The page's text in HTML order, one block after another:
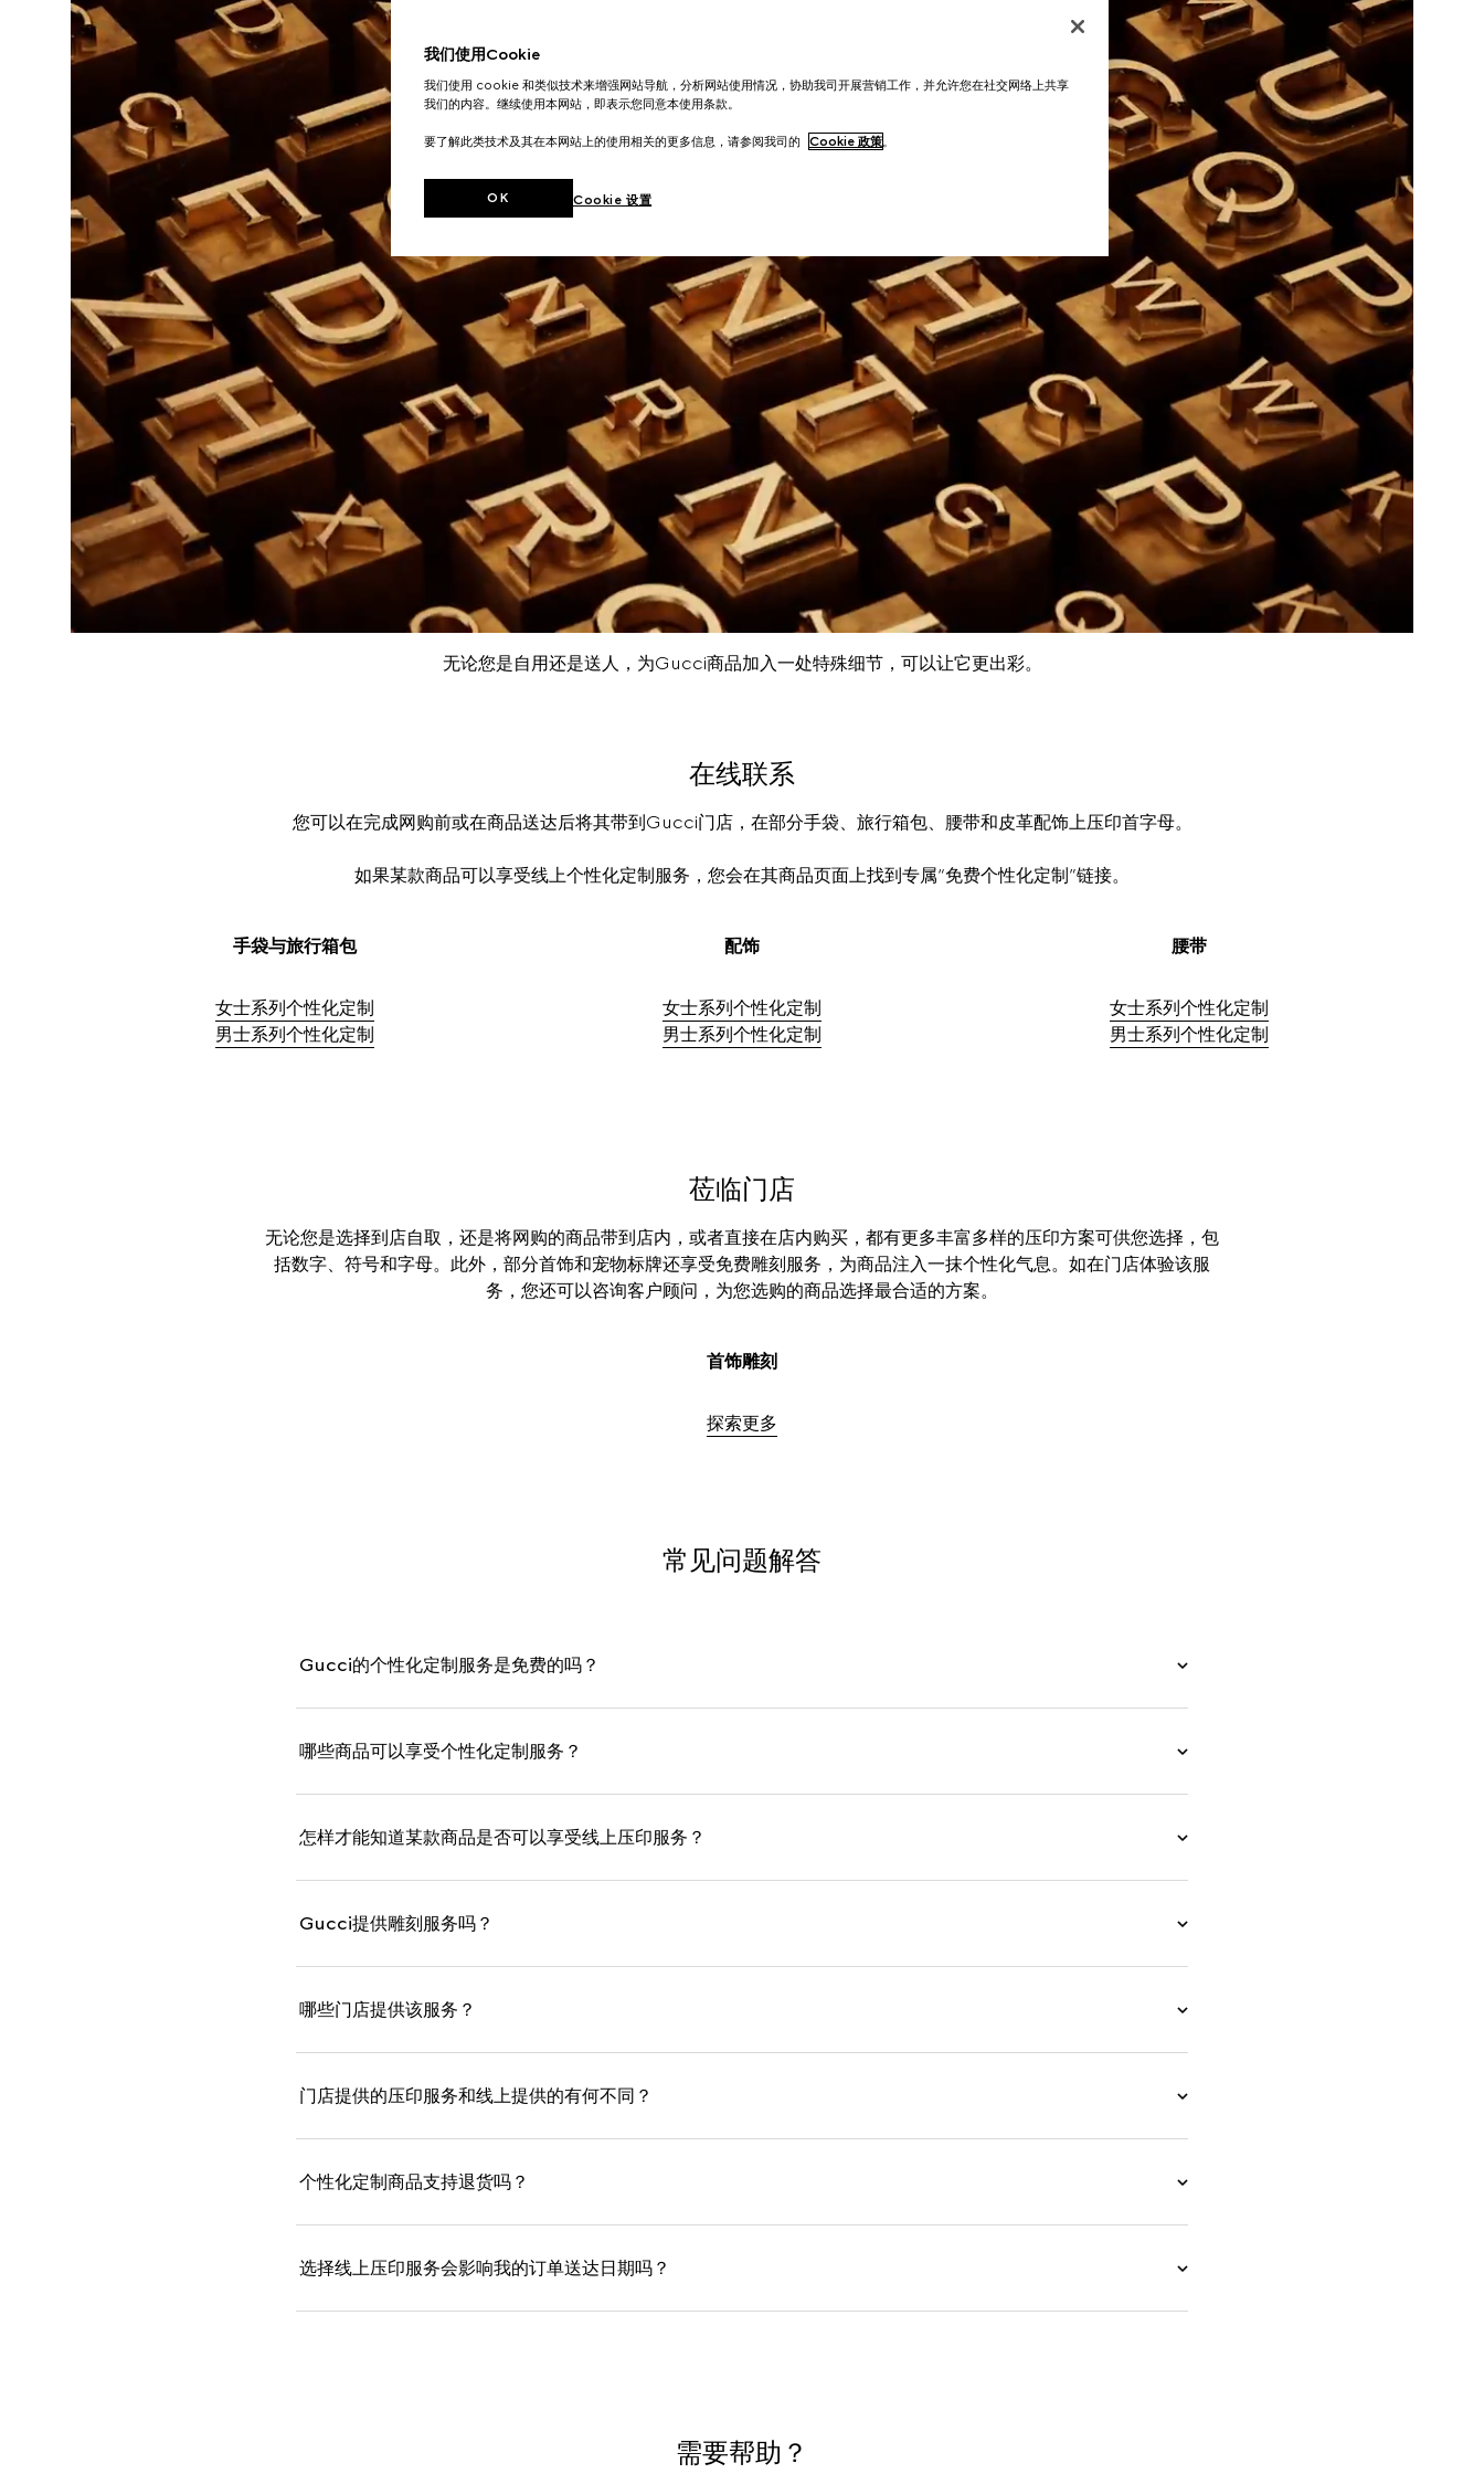
无论您是自用还是送人，为Gucci商品加入一处特殊细节，可以让它更出彩。
在线联系
您可以在完成网购前或在商品送达后将其带到Gucci门店，在部分手袋、旅行箱包、腰带和皮革配饰上压印首字母。
如果某款商品可以享受线上个性化定制服务，您会在其商品页面上找到专属“免费个性化定制”链接。
手袋与旅行箱包
女士系列个性化定制
男士系列个性化定制
配饰
女士系列个性化定制
男士系列个性化定制
腰带
女士系列个性化定制
男士系列个性化定制
莅临门店
无论您是选择到店自取，还是将网购的商品带到店内，或者直接在店内购买，都有更多丰富多样的压印方案可供您选择，包
括数字、符号和字母。此外，部分首饰和宠物标牌还享受免费雕刻服务，为商品注入一抹个性化气息。如在门店体验该服
务，您还可以咨询客户顾问，为您选购的商品选择最合适的方案。
首饰雕刻
探索更多
常见问题解答
Gucci的个性化定制服务是免费的吗？
哪些商品可以享受个性化定制服务？
怎样才能知道某款商品是否可以享受线上压印服务？
Gucci提供雕刻服务吗？
哪些门店提供该服务？
门店提供的压印服务和线上提供的有何不同？
个性化定制商品支持退货吗？
选择线上压印服务会影响我的订单送达日期吗？
需要帮助？
我们使用Cookie
我们使用 cookie 和类似技术来增强网站导航，分析网站使用情况，协助我司开展营销工作，并允许您在社交网络上共享
我们的内容。继续使用本网站，即表示您同意本使用条款。
要了解此类技术及其在本网站上的使用相关的更多信息，请参阅我司的 Cookie 政策。
Cookie 设置
OK